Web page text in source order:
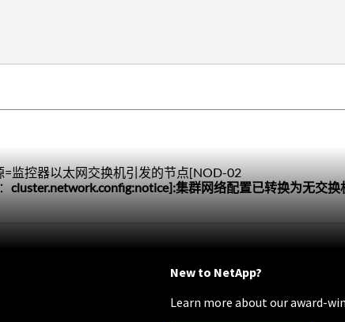
=监控器以太网交换机引发的节点[NOD-02
cluster.network.config:notice]:集群网络配置已转换为无交换
New to NetApp?
Learn more about our award-